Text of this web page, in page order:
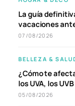
La guía
vacaciones
07/08/2026
BELLEZA &
¿Cómo te
los UVA, los
05/08/2026